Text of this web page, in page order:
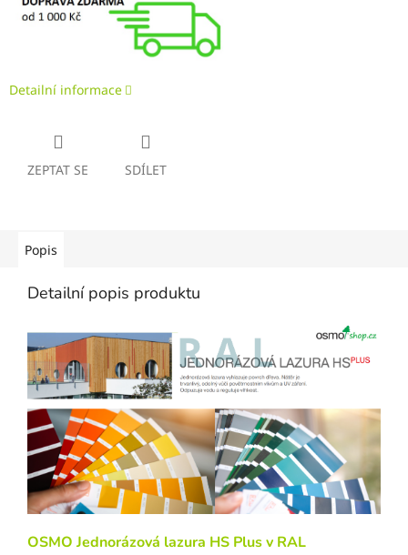
Detailní informace
ZEPTAT SE SDÍLET
Popis
Detailní popis produktu
OSMO Jednorázová lazura HS Plus v RAL